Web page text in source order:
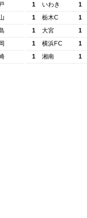
1
いわき
1
1
栃木C
1
1
大宮
1
1
横浜FC
1
1
湘南 1